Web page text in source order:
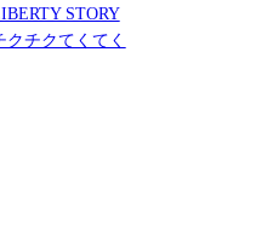
STORY
クチクてくてく